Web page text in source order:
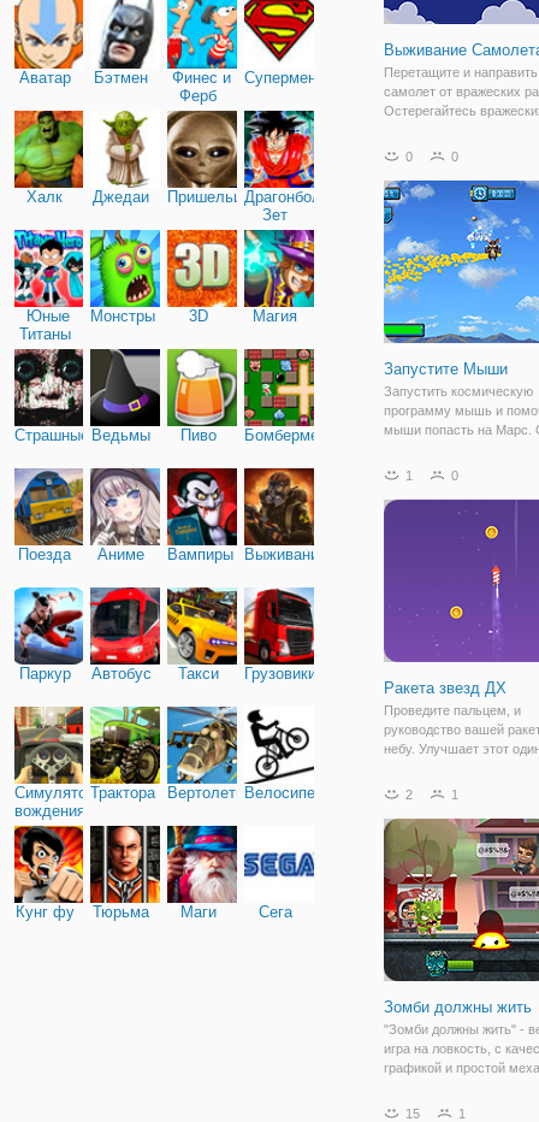
Аватар Бэтмен
Финес и
Ферб
Супермен
Халк Джедаи ПришельцыДрагонболл
Зет
Юные
Титаны
Монстры 3D Магия
Страшные Ведьмы Пиво Бомбермен
Поезда Аниме Вампиры Выживание
Паркур Автобус Такси Грузовики
Симулятор
вождения
Трактора ВертолетыВелосипед
Кунг фу Тюрьма Маги Сега
Выживание
Перетащите и
самолет от вражеских
Остерегайтесь
Держаться подальше,
Собирайте бонусы,
ускорение,
0 0
Запустите Мыши
Запустить космическую
программу мышь и
мыши попасть на Марс.
прыжок, чтобы
Используйте монеты,
модернизировать свой
1 0
Ракета звезд ДХ
Проведите пальцем, и
руководство вашей
небу. Улучшает этот
реальной жизни зажигая
теперь это очень
воспламениться в
2 1
Зомби должны жить
"Зомби должны жить" -
игра на ловкость, с
графикой и простой
ходячих мертвецов и
15 1